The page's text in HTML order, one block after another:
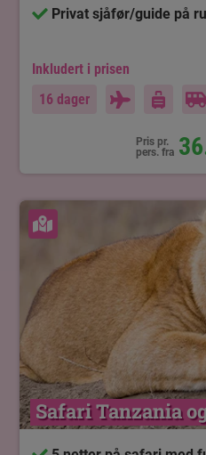
Privat sjåfør/guide på
Inkludert i prisen
16 dager
Pris pr.
pers. fra
Safari Tanzania